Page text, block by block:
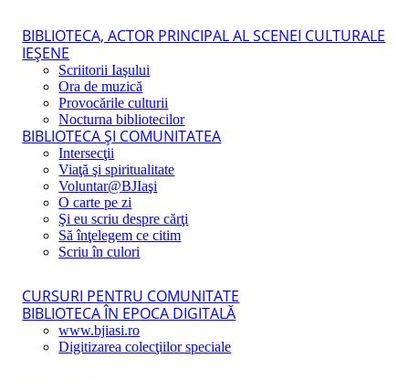
BIBLIOTECA, ACTOR PRINCIPAL AL SCENEI CULTURALE
IEŞENE
Scriitorii Iaşului
Ora de muzică
Provocările culturii
Nocturna bibliotecilor
BIBLIOTECA ŞI COMUNITATEA
Intersecţii
Viaţă şi spiritualitate
Voluntar@BJIaşi
O carte pe zi
Şi eu scriu despre cărţi
Să înţelegem ce citim
Scriu în culori
CURSURI PENTRU COMUNITATE
BIBLIOTECA ÎN EPOCA DIGITALĂ
www.bjiasi.ro
Digitizarea colecţiilor speciale